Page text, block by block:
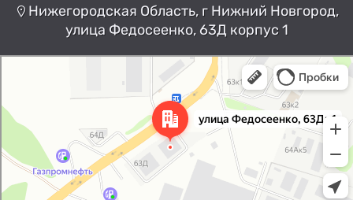
Нижегородская Область, г Нижний Новгород,
улица Федосеенко, 63Д корпус 1
Нижний Новгород
Улица Федосеенко, 63Дк1 —
Яндекс Карты